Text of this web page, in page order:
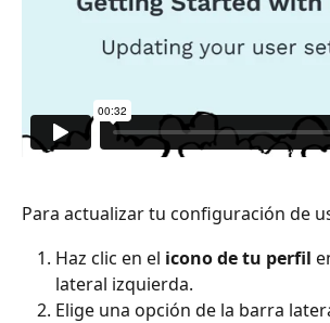
Para actualizar tu configuración de
Haz clic en el icono de tu perfil
lateral izquierda.
Elige una opción de la barra